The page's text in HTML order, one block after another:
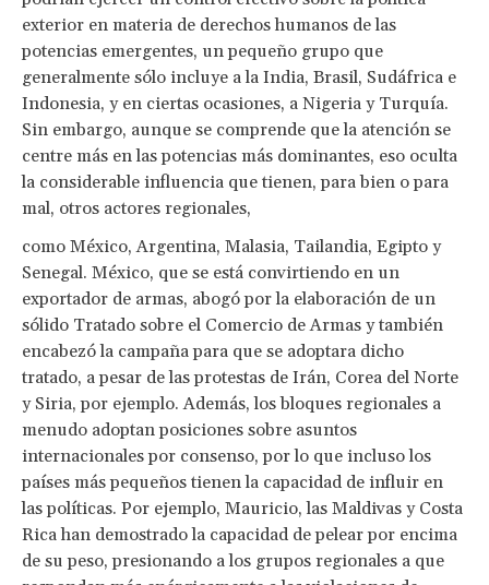
exterior en materia de derechos humanos de las
potencias emergentes, un pequeño grupo que
generalmente sólo incluye a la India, Brasil, Sudáfrica e
Indonesia, y en ciertas ocasiones, a Nigeria y Turquía.
Sin embargo, aunque se comprende que la atención se
centre más en las potencias más dominantes, eso oculta
la considerable influencia que tienen, para bien o para
mal, otros actores regionales,
como México, Argentina, Malasia, Tailandia, Egipto y
Senegal. México, que se está convirtiendo en un
exportador de armas, abogó por la elaboración de un
sólido Tratado sobre el Comercio de Armas y también
encabezó la campaña para que se adoptara dicho
tratado, a pesar de las protestas de Irán, Corea del Norte
y Siria, por ejemplo. Además, los bloques regionales a
menudo adoptan posiciones sobre asuntos
internacionales por consenso, por lo que incluso los
países más pequeños tienen la capacidad de influir en
las políticas. Por ejemplo, Mauricio, las Maldivas y Costa
Rica han demostrado la capacidad de pelear por encima
de su peso, presionando a los grupos regionales a que